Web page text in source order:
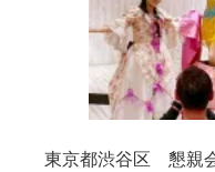
東京都渋谷区 懇親